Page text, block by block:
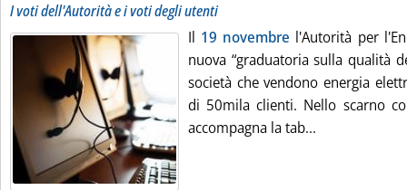
I voti dell'Autorità e i voti degli utenti
Il 19 novembre l'Autorità per
nuova “graduatoria sulla qualità
società che vendono energia
di 50mila clienti. Nello scarno
accompagna la tab...